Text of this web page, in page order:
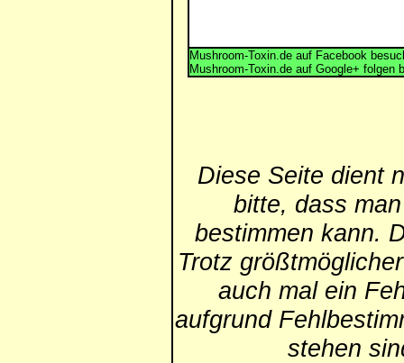
Mushroom-Toxin.de auf Facebook
Mushroom-Toxin.de auf Google+ folgen
Diese Seite dient
bitte, dass
bestimmen kann.
Trotz
auch mal ein
aufgrund
stehen